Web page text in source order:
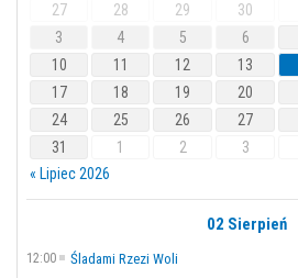
27
28 29 30
3
4 5 6
10
11 12 13
17
18 19 20
24
25 26 27
31
1 2 3
« Lipiec 2026
02 Sierpień
12:00 Śladami Rzezi Woli